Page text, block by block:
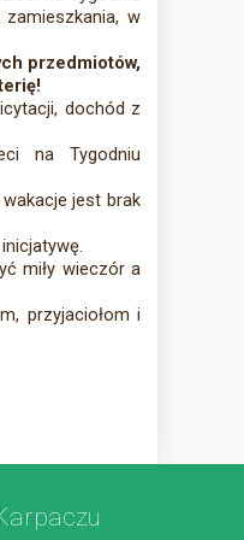
w
przedmiotów,
dochód z
na Tygodniu
jest brak
miły wieczór a
przyjaciołom i